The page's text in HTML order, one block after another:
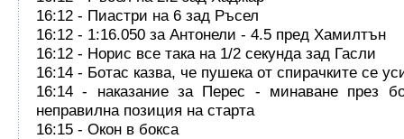
16:12 - Пиастри на 6 зад Ръсел
16:12 - 1:16.050 за Антонели - 4.5 пред Хамилтън
16:12 - Норис все така на 1/2 секунда зад Гасли
16:14 - Ботас казва, че пушека от спирачките се
16:14 - наказание за Перес - минаване през
неправилна позиция на старта
16:15 - Окон в бокса